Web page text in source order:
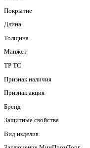
Покрытие
Длина
Толщина
Манжет
ТР ТС
Признак наличия
Признак акция
Бренд
Защитные свойства
Вид изделия